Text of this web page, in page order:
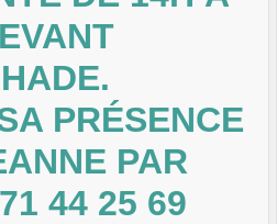
PRÉSENCE
PAR
44 25 69